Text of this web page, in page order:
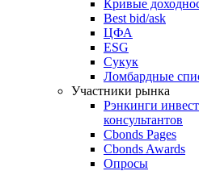
Кривые
Best bid/ask
ЦФА
ESG
Сукук
Ломбардные
Участники рынка
Рэнкинги
консультантов
Cbonds Pages
Cbonds Awards
Опросы